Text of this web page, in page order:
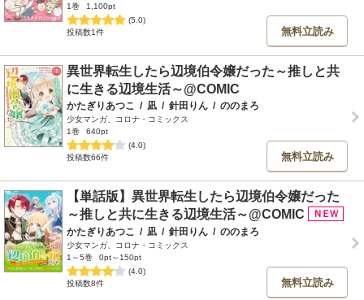
1巻
1,100pt
(5.0)
投稿数1件
無料立読み
異世界転生したら辺境伯令嬢だった～推しと共
に生きる辺境生活～@COMIC
かたぎりあつこ / 凪 / 針田りん / ののまろ
少女マンガ、コロナ・コミックス
1巻
640pt
(4.0)
投稿数66件
無料立読み
【単話版】異世界転生したら辺境伯令嬢だった
～推しと共に生きる辺境生活～@COMIC
かたぎりあつこ / 凪 / 針田りん / ののまろ
少女マンガ、コロナ・コミックス
1～5巻
0pt～150pt
(4.0)
投稿数8件
無料立読み